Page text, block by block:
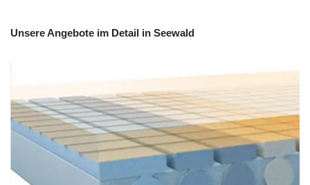
Unsere Angebote im Detail in Seewald